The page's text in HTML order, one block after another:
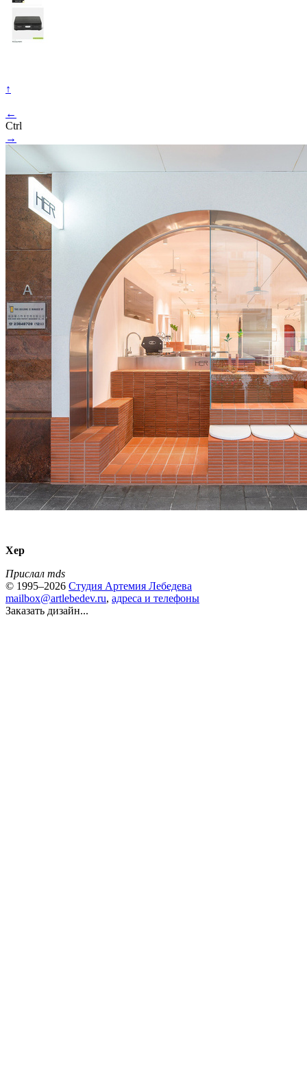
↑
←
Ctrl
→
Хер
Прислал mds
© 1995–2026 Студия Артемия Лебедева
mailbox@artlebedev.ru, адреса и телефоны
Заказать дизайн...